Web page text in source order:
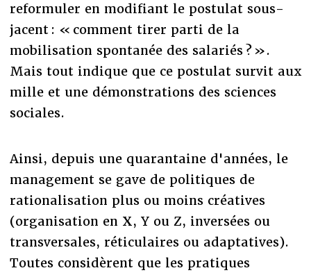
reformuler en modifiant le postulat sous-
jacent : « comment tirer parti de la
mobilisation spontanée des salariés ? ».
Mais tout indique que ce postulat survit aux
mille et une démonstrations des sciences
sociales.
Ainsi, depuis une quarantaine d'années, le
management se gave de politiques de
rationalisation plus ou moins créatives
(organisation en X, Y ou Z, inversées ou
transversales, réticulaires ou adaptatives).
Toutes considèrent que les pratiques